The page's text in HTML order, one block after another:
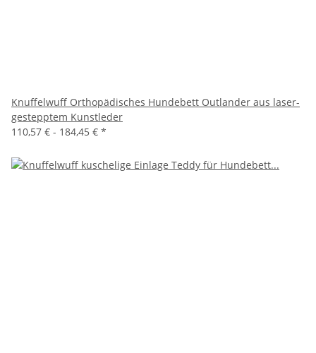
Knuffelwuff Orthopädisches Hundebett Outlander aus laser-
gestepptem Kunstleder
110,57 € - 184,45 € *